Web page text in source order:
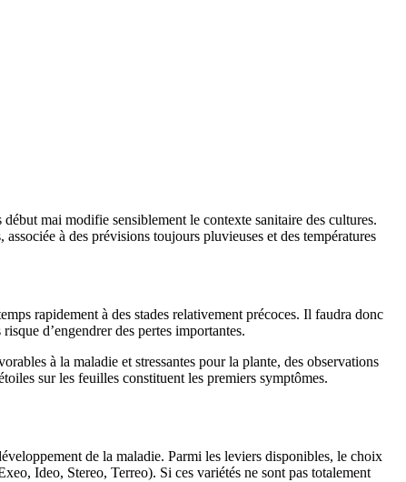
mai modifie sensiblement le contexte sanitaire des cultures.
à des prévisions toujours pluvieuses et des températures
rapidement à des stades relativement précoces. Il faudra donc
d’engendrer des pertes importantes.
à la maladie et stressantes pour la plante, des observations
sur les feuilles constituent les premiers symptômes.
de la maladie. Parmi les leviers disponibles, le choix
Ideo, Stereo, Terreo). Si ces variétés ne sont pas totalement